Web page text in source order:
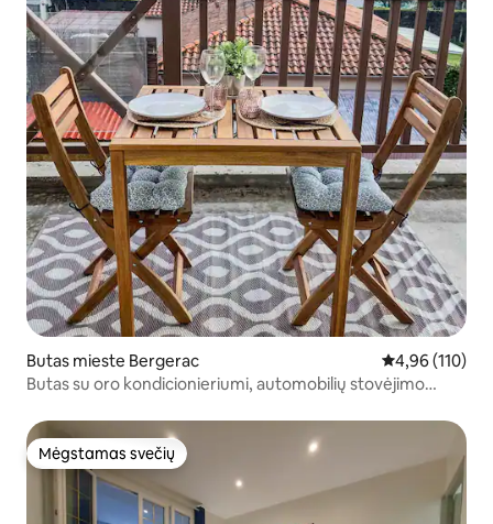
Butas mieste Bergerac Vidutinis
4,96 (110)
Butas su oro kondicionieriumi, automobilių stovėjimo
Mėgstamas svečių
Mėgstamas svečių